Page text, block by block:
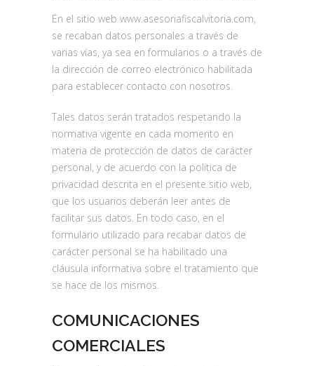
En el sitio web www.asesoriafiscalvitoria.com,
se recaban datos personales a través de
varias vías, ya sea en formularios o a través de
la dirección de correo electrónico habilitada
para establecer contacto con nosotros.
Tales datos serán tratados respetando la
normativa vigente en cada momento en
materia de protección de datos de carácter
personal, y de acuerdo con la política de
privacidad descrita en el presente sitio web,
que los usuarios deberán leer antes de
facilitar sus datos. En todo caso, en el
formulario utilizado para recabar datos de
carácter personal se ha habilitado una
cláusula informativa sobre el tratamiento que
se hace de los mismos.
COMUNICACIONES
COMERCIALES